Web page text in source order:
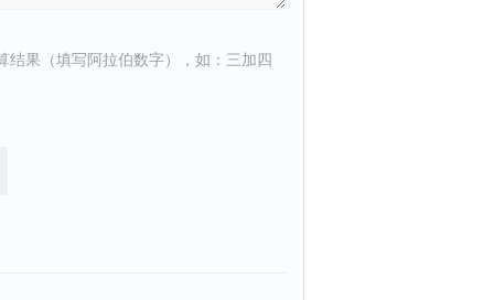
结果（填写阿拉伯数字），如：三加四